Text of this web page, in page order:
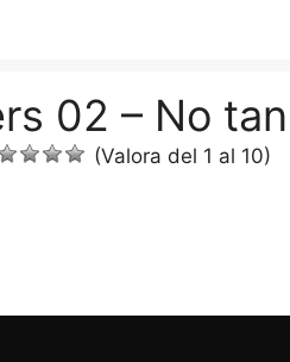
02 – No
(Valora del 1 al 10)